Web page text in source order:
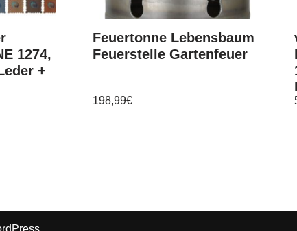
1274,
+
Feuertonne Lebensbaum
Feuerstelle Gartenfeuer
198,99€